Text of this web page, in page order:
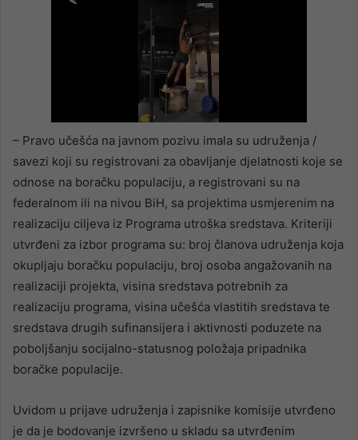
– Pravo učešća na javnom pozivu imala su udruženja /
savezi koji su registrovani za obavljanje djelatnosti koje se
odnose na boračku populaciju, a registrovani su na
federalnom ili na nivou BiH, sa projektima usmjerenim na
realizaciju ciljeva iz Programa utroška sredstava. Kriteriji
utvrđeni za izbor programa su: broj članova udruženja koja
okupljaju boračku populaciju, broj osoba angažovanih na
realizaciji projekta, visina sredstava potrebnih za
realizaciju programa, visina učešća vlastitih sredstava te
sredstava drugih sufinansijera i aktivnosti poduzete na
poboljšanju socijalno-statusnog položaja pripadnika
boračke populacije.
Uvidom u prijave udruženja i zapisnike komisije utvrđeno
je da je bodovanje izvršeno u skladu sa utvrđenim